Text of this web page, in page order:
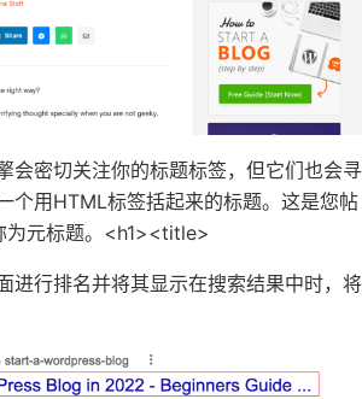
会密切关注你的标题标签，但它们也会寻
个用HTML标签括起来的标题。这是您帖
为元标题。 <h1><title>
进行排名并将其显示在搜索结果中时，将